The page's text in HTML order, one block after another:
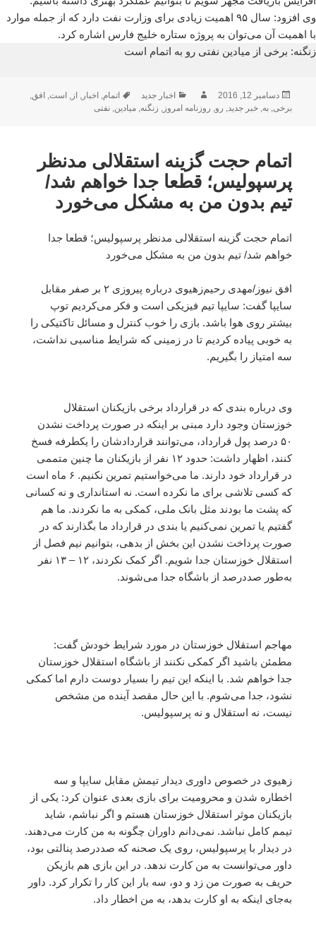
وی افزود: سال ۹۵ اهمیت زیادی برای وزارت نفت دارد که از جمله موارد
با اهمیت آن می‌توان به پروژه ستاره خلیج فارس اشاره کرد.
زنگنه: برخی از میادین نفتی رو به اتمام است
ارسال
شده
دسامبر 12, 2016 نویسندهدسته‌ها
اخبار جدید برچسب‌ها
اتمام, اخبار, از, است, افق,
برخی,به,خبر جدید, رو, روزنامه امروز, زنگنه,میادین,نفتی
اتمام حجت گزینه استقلالی مدنظر
پرسپولیس؛ قطعا جدا خواهم شد/
تیم بدون من به مشکل می‌خورد
اتمام حجت گزینه استقلالی مدنظر پرسپولیس؛ قطعا جدا
خواهم شد/ تیم بدون من به مشکل می‌خورد
افق نیوز/مهدی رحیم‌زهیوی درباره پیروزی ۲ بر صفر مقابل
سایپا گفت: سایپا تیم فیزیکی است و فکر می‌کردیم توپ
بیشتر روی هوا باشد. بازی را خوب کنترل و مسائل تاکتیکی را
به خوبی پیاده کردیم تا در زمینی که شرایط مناسبی نداشت،
سه امتیاز را بگیریم.
وی درباره بندی که در قرارداد برخی بازیکنان استقلال
خوزستان وجود دارد مبنی بر اینکه در صورت پرداخت نشدن
۵۰ درصد پول قرارداد، می‌توانند قراردادشان را یکطرفه فسخ
کنند، اظهار داشت: حدود ۱۲ نفر از بازیکنان ما چنین متممی
در قرارداد خود دارند. ما می‌خواستیم تمرین نکنیم. ۶ ماه است
که کسی تلاشی برای ما نکرده است. نه استانداری و نه کسانی
که پشت ما بودند مثل بانک ملی، کمکی به ما نکردند. ما هم
گفتیم یا تمرین نمی‌کنیم یا بندی در قرارداد ما بگذارند که در
صورت پرداخت نشدن این بخش از بدهی، بتوانیم نیم فصل از
استقلال خوزستان جدا شویم. اگر کمک نکردند، ۱۲ – ۱۳ نفر
به‌طور صددرصد از باشگاه جدا می‌شوند.
مهاجم استقلال خوزستان در مورد شرایط خودش گفت:
مطمئن باشید اگر کمکی نکنند از باشگاه استقلال خوزستان
جدا خواهم شد. با اینکه این تیم را بسیار دوست دارم اما کمکی
نشود، جدا می‌شوم. با این حال مقصد آینده من مشخص
نیست، نه استقلال و نه پرسپولیس.
زهیوی در خصوص داوری دیدار تیمش مقابل سایپا و سه
اخطاره‌ شدن و محرومیت برای بازی بعدی عنوان کرد: یکی از
بازیکنان موثر استقلال خوزستان هستم و اگر نباشم، شاید
تیمم کامل نباشد. نمی‌دانم داوران چگونه به من کارت می‌دهند.
در دیدار با پرسپولیس، روی یک صحنه که صد‌درصد پنالتی بود،
داور می‌توانست به من کارت ندهد. در این بازی هم بازیکن
حریف به صورت من زد و دو، سه بار این کار را تکرار کرد. داور
به‌جای اینکه به او کارت بدهد، به من اخطار داد.